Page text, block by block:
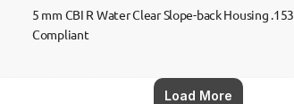
5 mm CBI R Water Clear Slope-back Housing
Compliant
Load More